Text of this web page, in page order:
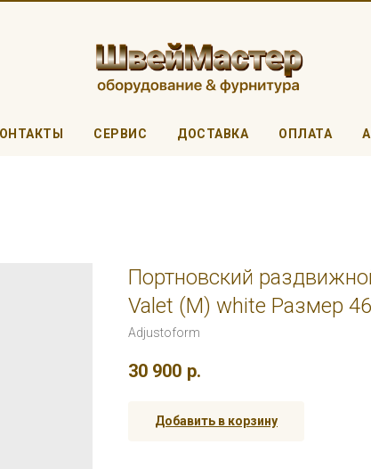
СЕРВИС ДОСТАВКА ОПЛАТА
Портновский
Valet (M) white Размер
Adjustoform
30 900 р.
Добавить в корзину